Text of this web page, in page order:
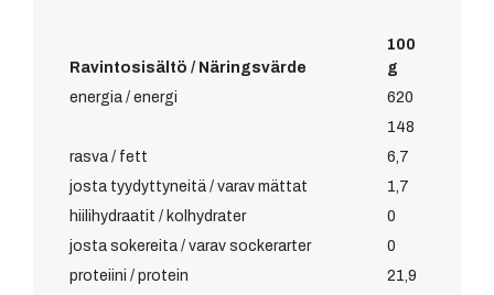
Ravintosisältö / Näringsvärde
100
g
energia / energi
620
148
rasva / fett
6,7
josta tyydyttyneitä / varav mättat
1,7
hiilihydraatit / kolhydrater
0
josta sokereita / varav sockerarter
0
proteiini / protein
21,9